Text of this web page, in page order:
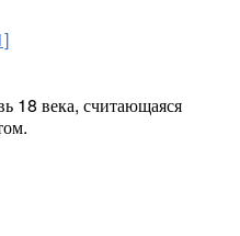
18 века, считающаяся